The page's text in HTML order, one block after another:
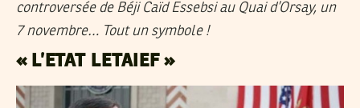
controversée de Béji Caïd Essebsi au Quai d’Orsay, un
7 novembre… Tout un symbole !
« L’ETAT LETAIEF »